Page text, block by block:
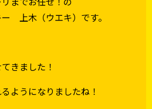
上木（ウエキ）です。
きました！
ようになりましたね！